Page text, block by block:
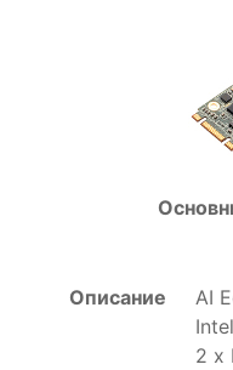
Описание
AI
2 x